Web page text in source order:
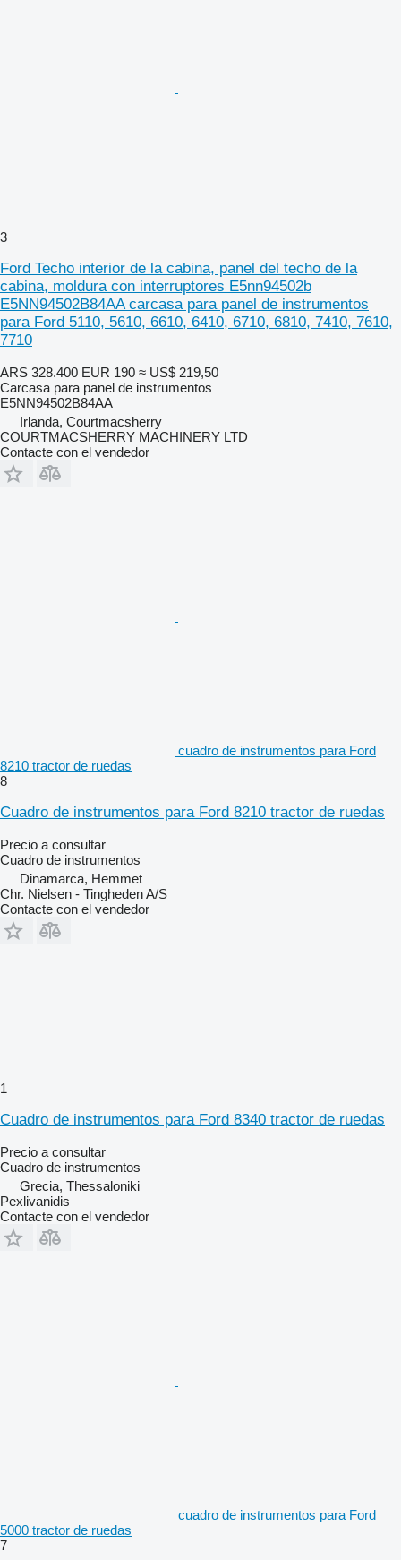
3
Ford Techo interior de la cabina, panel del techo de la
cabina, moldura con interruptores E5nn94502b
E5NN94502B84AA carcasa para panel de instrumentos
para Ford 5110, 5610, 6610, 6410, 6710, 6810, 7410, 7610,
7710
ARS 328.400 EUR 190 ≈ US$ 219,50
Carcasa para panel de instrumentos
E5NN94502B84AA
Irlanda, Courtmacsherry
COURTMACSHERRY MACHINERY LTD
Contacte con el vendedor
cuadro de instrumentos para Ford
8210 tractor de ruedas
8
Cuadro de instrumentos para Ford 8210 tractor de ruedas
Precio a consultar
Cuadro de instrumentos
Dinamarca, Hemmet
Chr. Nielsen - Tingheden A/S
Contacte con el vendedor
1
Cuadro de instrumentos para Ford 8340 tractor de ruedas
Precio a consultar
Cuadro de instrumentos
Grecia, Thessaloniki
Pexlivanidis
Contacte con el vendedor
cuadro de instrumentos para Ford
5000 tractor de ruedas
7